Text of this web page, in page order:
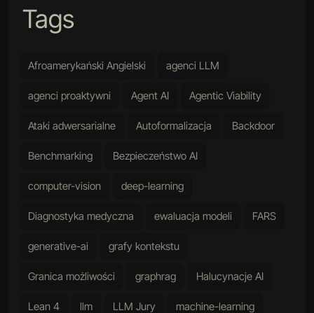
Tags
Afroamerykański Angielski agenci LLM
agenci proaktywni Agent AI Agentic Viability
Ataki adwersarialne Autoformalizacja Backdoor
Benchmarking Bezpieczeństwo AI
computer-vision deep-learning
Diagnostyka medyczna ewaluacja modeli FARS
generative-ai grafy kontekstu
Granica możliwości graphrag Halucynacje AI
Lean 4 llm LLM Jury machine-learning